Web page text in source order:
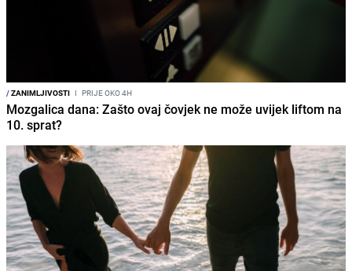
/ZANIMLJIVOSTI I PRIJE OKO 4H
Mozgalica dana: Zašto ovaj čovjek ne može uvijek liftom na
10. sprat?